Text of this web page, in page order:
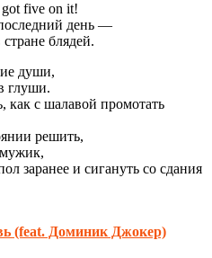
five on it!
день —
блядей.
души,
глуши.
как с шалавой промотать
решить,
заранее и сигануть со сдания
(feat. Доминик Джокер)